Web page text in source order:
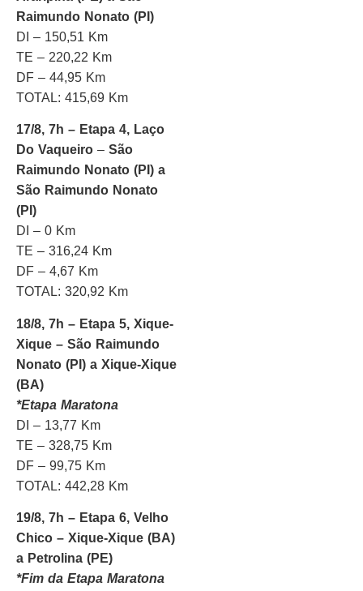
Raimundo Nonato (PI)
DI – 150,51 Km
TE – 220,22 Km
DF – 44,95 Km
TOTAL: 415,69 Km
17/8, 7h – Etapa 4, Laço
Do Vaqueiro – São
Raimundo Nonato (PI) a
São Raimundo Nonato
(PI)
DI – 0 Km
TE – 316,24 Km
DF – 4,67 Km
TOTAL: 320,92 Km
18/8, 7h – Etapa 5, Xique-
Xique – São Raimundo
Nonato (PI) a Xique-Xique
(BA)
*Etapa Maratona
DI – 13,77 Km
TE – 328,75 Km
DF – 99,75 Km
TOTAL: 442,28 Km
19/8, 7h – Etapa 6, Velho
Chico – Xique-Xique (BA)
a Petrolina (PE)
*Fim da Etapa Maratona